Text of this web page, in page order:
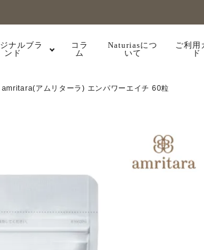
ナルブラ
ンド
コラ
ム
Naturiasにつ
いて
ご利用
ド
amritara(アムリターラ) エンパワーエイチ 60粒